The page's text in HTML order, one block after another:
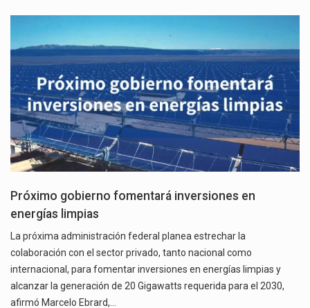
Próximo gobierno fomentará inversiones en
energías limpias
La próxima administración federal planea estrechar la
colaboración con el sector privado, tanto nacional como
internacional, para fomentar inversiones en energías limpias y
alcanzar la generación de 20 Gigawatts requerida para el 2030,
afirmó Marcelo Ebrard,…